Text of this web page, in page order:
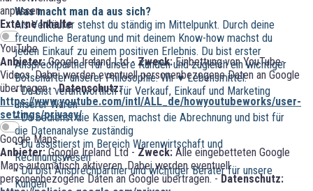
anpassen
Externe Inhalte
YouTube
Anbieter:Google Ireland Ltd - Zweck:Einbettung von YouTube-
Videos. Dabei werden eventuell personenbezogene Daten an Google
übertragen. -Datenschutz:
https://www.youtube.com/intl/ALL_de/howyoutubeworks/user-
settings/privacy/
Google Maps
Anbieter:Google Ireland Ltd -Zweck:Alle eingebetteten Google
Maps automatisch aktiveren. Dabei werden eventuell
personenbezogene Daten an Google übertragen. -Datenschutz:
Was macht man da aus sich?
Als Verkäufer stehst du ständig im Mittelpunkt. Durch deine
freundliche Beratung und mit deinem Know-how machst du
jeden Einkauf zu einem positiven Erlebnis. Du bist erster
Ansprechpartner für unsere Kunden und zugleich ein wichtiger
Botschafter unserer Philosophie: Wir ♥ Lebensmittel.
• Du bist verantwortlich für Verkauf, Einkauf und Marketing
unserer Waren
• Du bedienst die Kassen, machst die Abrechnung und bist für
die Datenanalyse zuständig
• Du assistierst im Bereich Warenwirtschaft und
Rechnungswesen
• Du bist Ansprechpartner und wichtiger Berater für unsere
Kunden